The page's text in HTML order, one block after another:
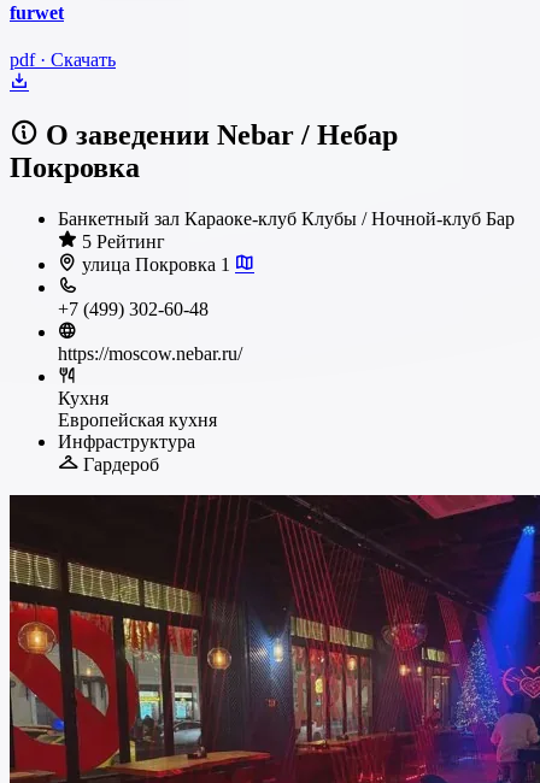
furwet
pdf · Скачать
О заведении Nebar / Небар
Покровка
Банкетный зал Караоке-клуб Клубы / Ночной-клуб Бар
5 Рейтинг
улица Покровка 1
+7 (499) 302-60-48
https://moscow.nebar.ru/
Кухня
Европейская кухня
Инфраструктура
Гардероб